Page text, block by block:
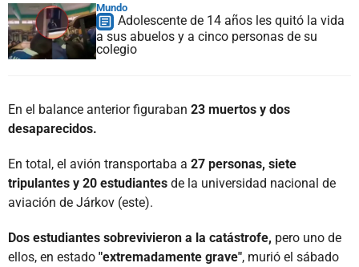
Mundo
Adolescente de 14 años les quitó la vida
a sus abuelos y a cinco personas de su
colegio
En el balance anterior figuraban 23 muertos y dos
desaparecidos.
En total, el avión transportaba a 27 personas, siete
tripulantes y 20 estudiantes de la universidad nacional de
aviación de Járkov (este).
Dos estudiantes sobrevivieron a la catástrofe, pero uno de
ellos, en estado "extremadamente grave", murió el sábado